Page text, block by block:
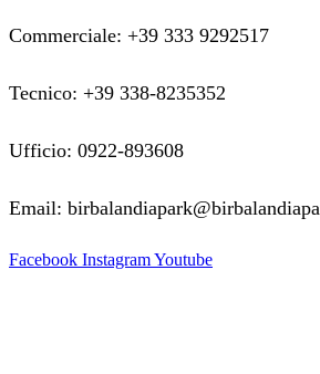
Commerciale: +39 333 9292517
Tecnico: +39 338-8235352
Ufficio: 0922-893608
Email:
Facebook InstagramYoutube